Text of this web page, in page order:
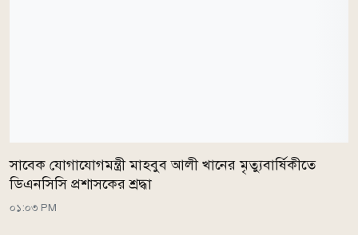
সাবেক যোগাযোগমন্ত্রী মাহবুব আলী খানের মৃত্যুবার্ষিকীতে
ডিএনসিসি প্রশাসকের শ্রদ্ধা
০১:০৩ PM